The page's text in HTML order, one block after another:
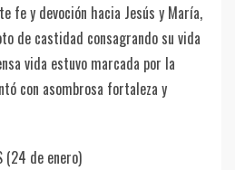
fe y devoción hacia Jesús y María,
de castidad consagrando su vida
vida estuvo marcada por la
con asombrosa fortaleza y
(24 de enero)